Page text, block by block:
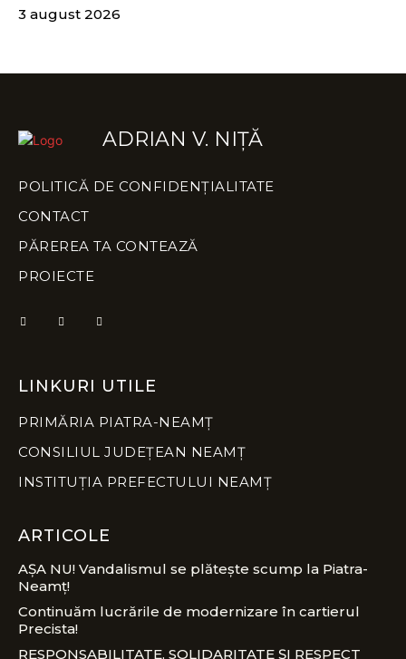
3 august 2026
ADRIAN V. NIȚĂ
POLITICĂ DE CONFIDENȚIALITATE
CONTACT
PĂREREA TA CONTEAZĂ
PROIECTE
LINKURI UTILE
PRIMĂRIA PIATRA-NEAMȚ
CONSILIUL JUDEȚEAN NEAMȚ
INSTITUȚIA PREFECTULUI NEAMȚ
ARTICOLE
AȘA NU! Vandalismul se plătește scump la Piatra-
Neamț!
Continuăm lucrările de modernizare în cartierul
Precista!
RESPONSABILITATE, SOLIDARITATE ȘI RESPECT